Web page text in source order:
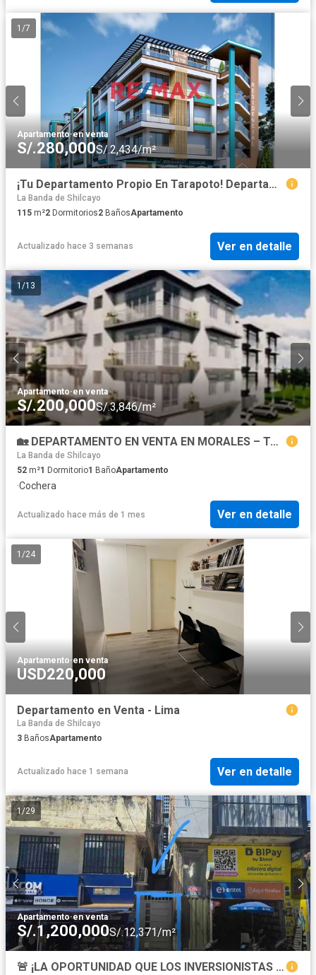
1 /7
Apartamento·en venta
S/.280,000S/.2,434/m²
¡Tu Departamento Propio En Tarapoto! Departamentos De Estreno En Partido Alto!!!
La Banda de Shilcayo
115 m²2 Dormitorios2 BañosApartamento
Actualizado hace 3 semanas Ver en detalle
1 /13
Apartamento·en venta
S/.200,000S/.3,846/m²
🏡 DEPARTAMENTO EN VENTA EN MORALES – TARAPOTO
La Banda de Shilcayo
52 m²1 Dormitorio1 BañoApartamento
·Cochera
Actualizado hace más de 1 mes Ver en detalle
1 /24
Apartamento·en venta
USD220,000
Departamento en Venta - Lima
La Banda de Shilcayo
3 BañosApartamento
Actualizado hace 1 semana Ver en detalle
1/29
Apartamento·en venta
S/.1,200,000S/.12,371/m²
🚨 ¡LA OPORTUNIDAD QUE LOS INVERSIONISTAS ESPERAN EN TARAPOTO! 🚨